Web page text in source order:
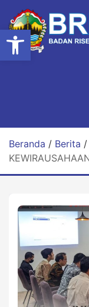
Open toolbar
Beranda / Berita /